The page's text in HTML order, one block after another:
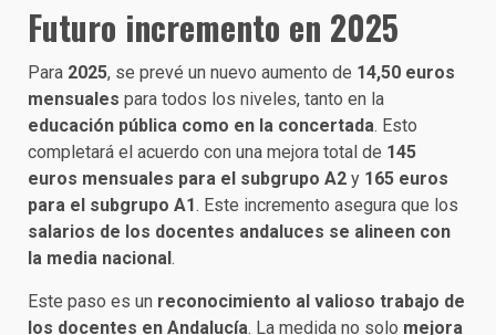
Futuro incremento en 2025
Para 2025, se prevé un nuevo aumento de 14,50 euros
mensuales para todos los niveles, tanto en la
educación pública como en la concertada. Esto
completará el acuerdo con una mejora total de 145
euros mensuales para el subgrupo A2 y 165 euros
para el subgrupo A1. Este incremento asegura que los
salarios de los docentes andaluces se alineen con
la media nacional.
Este paso es un reconocimiento al valioso trabajo de
los docentes en Andalucía. La medida no solo mejora